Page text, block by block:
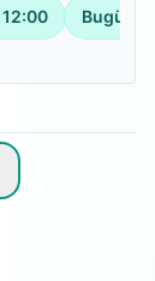
12:00 Bugün